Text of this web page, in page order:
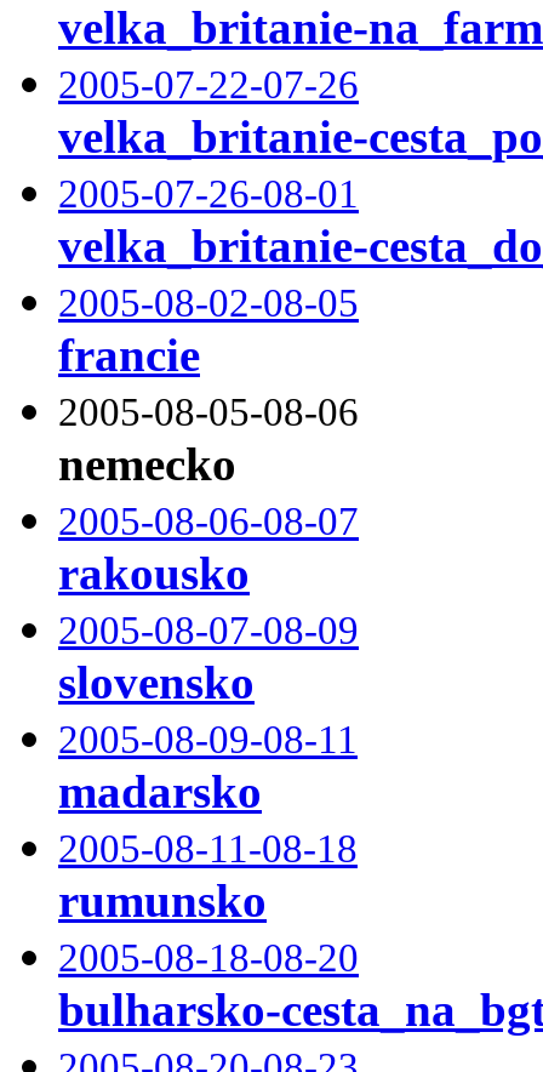
velka_britanie-
2005-07-22-07-26
velka_britanie-
2005-07-26-08-01
velka_britanie-
2005-08-02-08-05
francie
2005-08-05-08-06
nemecko
2005-08-06-08-07
rakousko
2005-08-07-08-09
slovensko
2005-08-09-08-11
madarsko
2005-08-11-08-18
rumunsko
2005-08-18-08-20
bulharsko-